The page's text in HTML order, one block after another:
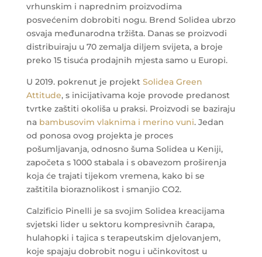
vrhunskim i naprednim proizvodima
posvećenim dobrobiti nogu. Brend Solidea ubrzo
osvaja međunarodna tržišta. Danas se proizvodi
distribuiraju u 70 zemalja diljem svijeta, a broje
preko 15 tisuća prodajnih mjesta samo u Europi.
U 2019. pokrenut je projekt Solidea Green
Attitude, s inicijativama koje provode predanost
tvrtke zaštiti okoliša u praksi. Proizvodi se baziraju
na bambusovim vlaknima i merino vuni. Jedan
od ponosa ovog projekta je proces
pošumljavanja, odnosno šuma Solidea u Keniji,
započeta s 1000 stabala i s obavezom proširenja
koja će trajati tijekom vremena, kako bi se
zaštitila bioraznolikost i smanjio CO2.
Calzificio Pinelli je sa svojim Solidea kreacijama
svjetski lider u sektoru kompresivnih čarapa,
hulahopki i tajica s terapeutskim djelovanjem,
koje spajaju dobrobit nogu i učinkovitost u